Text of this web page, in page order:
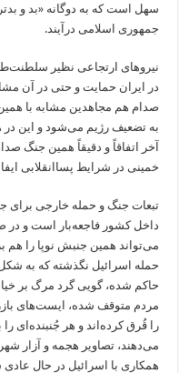
سهل است که به دوگانه «بد و
جمهوری اسلامی درآیند.
نیروهای ارتجاعی نظیر
در ایران حمایت و حتی در آن
صدام هم مجاهدین مشابه با
به تضعیف رژیم می‌شود و این
آخر اتفاقاً و دقیقاً همین جنگ
خمینی در شرایط پساانقلابی
تبعات جنگ و حمله خارجی برای
داخل کشور‌ فاجعه‌بار است و
می‌تواند همین جنبش نوپا را هم
حمله اسرائیل نگذشته که به
حاکم شده، گویی گرد مرگ بر
مردم متوقف شده، ایست‌های
را قُرق کرده‌اند و هر جُنبنده‌ای را
می‌دهند، تصاویر هجمه و آزار
همکاری با اسرائیل در حال